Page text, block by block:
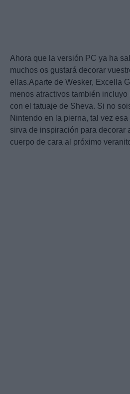
Ahora que la versión PC ya ha
muchos os gustará decorar
ellas.Aparte de Wesker, Excella
menos atractivos también
con el tatuaje de Sheva. Si no
Nintendo en la pierna, tal vez
sirva de inspiración para decorar
cuerpo de cara al próximo